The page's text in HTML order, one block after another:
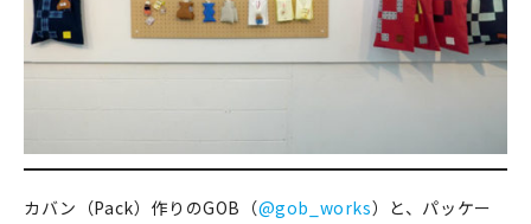
カバン（Pack）作りのGOB（@gob_works）と、パッケー